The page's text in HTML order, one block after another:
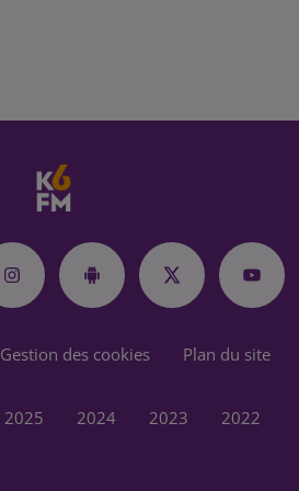
Gestion des cookies Plan du site
2025 2024 2023 2022